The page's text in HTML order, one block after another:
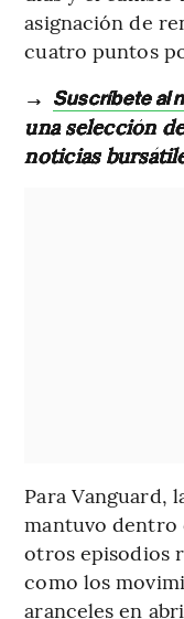
asignación de
cuatro puntos
→ Suscríbete al
una selección
noticias
Para Vanguard,
mantuvo dentro
otros episodios
como los
aranceles en